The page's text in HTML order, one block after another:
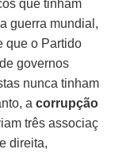
que tinham
guerra mundial,
que o Partido
governos
nunca tinham
acorrupção
três associaç
direita,